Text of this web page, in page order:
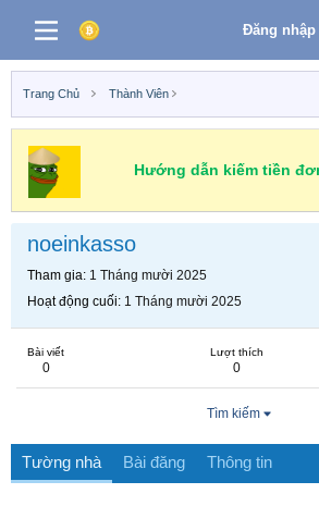
Đăng nhập
Trang Chủ Thành Viên
Hướng dẫn kiếm tiền
noeinkasso
Tham gia 1 Tháng mười 2025
Hoạt động cuối 1 Tháng mười 2025
Bài viết
0
Lượt thích
0
Tìm kiếm
Tường nhà Bài đăng Thông tin